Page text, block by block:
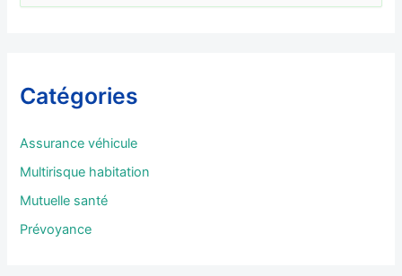
e
c
r
Catégories
Assurance véhicule
Multirisque habitation
Mutuelle santé
Prévoyance